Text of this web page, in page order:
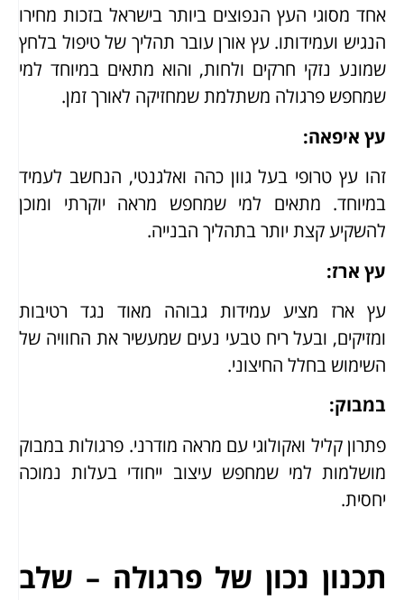
אחד מסוגי העץ הנפוצים ביותר בישראל בזכות מחירו
הנגיש ועמידותו. עץ אורן עובר תהליך של טיפול בלחץ
שמונע נזקי חרקים ולחות, והוא מתאים במיוחד למי
שמחפש פרגולה משתלמת שמחזיקה לאורך זמן.
עץ איפאה:
זהו עץ טרופי בעל גוון כהה ואלגנטי, הנחשב לעמיד
במיוחד. מתאים למי שמחפש מראה יוקרתי ומוכן
להשקיע קצת יותר בתהליך הבנייה.
עץ ארז:
עץ ארז מציע עמידות גבוהה מאוד נגד רטיבות
ומזיקים, ובעל ריח טבעי נעים שמעשיר את החוויה של
השימוש בחלל החיצוני.
במבוק:
פתרון קליל ואקולוגי עם מראה מודרני. פרגולות במבוק
מושלמות למי שמחפש עיצוב ייחודי בעלות נמוכה
יחסית.
תכנון נכון של פרגולה – שלב